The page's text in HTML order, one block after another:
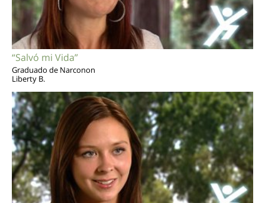
“Salvó mi Vida”
Graduado de Narconon
Liberty B.